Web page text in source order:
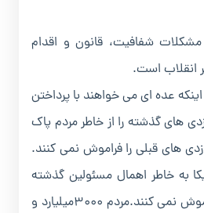
شفافیت، قانون و اقدام
انقلاب است.
عده ای می خواهند با پرداختن
های گذشته را از خاطر مردم پاک
های قبلی را فراموش نمی کنند.
به خاطر اهمال مسئولین گذشته
می خواهد ضبط کند فراموش نمی کنند.مردم ۳۰۰۰میلیارد و